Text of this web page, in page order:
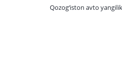
Qozog‘iston avto